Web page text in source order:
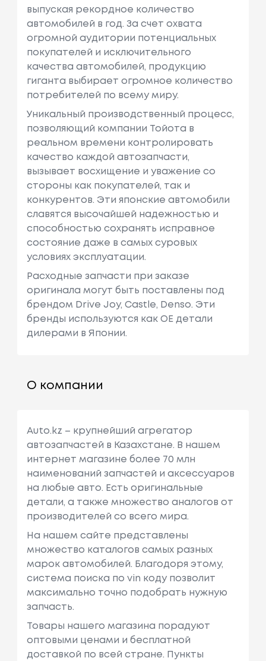
выпуская рекордное количество
автомобилей в год. За счет охвата
огромной аудитории потенциальных
покупателей и исключительного
качества автомобилей, продукцию
гиганта выбирает огромное количество
потребителей по всему миру.
Уникальный производственный процесс,
позволяющий компании Тойота в
реальном времени контролировать
качество каждой автозапчасти,
вызывает восхищение и уважение со
стороны как покупателей, так и
конкурентов. Эти японские автомобили
славятся высочайшей надежностью и
способностью сохранять исправное
состояние даже в самых суровых
условиях эксплуатации.
Расходные запчасти при заказе
оригинала могут быть поставлены под
брендом Drive Joy, Castle, Denso. Эти
бренды используются как ОЕ детали
дилерами в Японии.
О компании
Auto.kz – крупнейший агрегатор
автозапчастей в Казахстане. В нашем
интернет магазине более 70 млн
наименований запчастей и аксессуаров
на любые авто. Есть оригинальные
детали, а также множество аналогов от
производителей со всего мира.
На нашем сайте представлены
множество каталогов самых разных
марок автомобилей. Благодоря этому,
система поиска по vin коду позволит
максимально точно подобрать нужную
запчасть.
Товары нашего магазина порадуют
оптовыми ценами и бесплатной
доставкой по всей стране. Пункты